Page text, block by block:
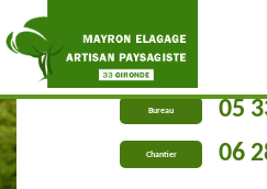
Bureau 05
Chantier 06